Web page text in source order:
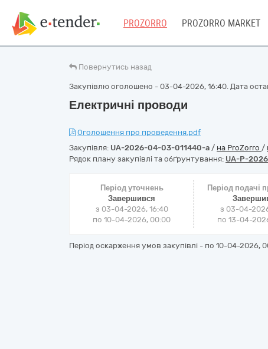
PROZORRO PROZORRO MARKET
Повернутись назад
Закупівлю оголошено - 03-04-2026, 16:40. Дата
Електричні проводи
Оголошення про проведення.pdf
Закупівля: UA-2026-04-03-011440-a / на ProZorro /
Рядок плану закупівлі та обґрунтування: UA-P-
Період уточнень
Завершився
з 03-04-2026, 16:40
по 10-04-2026, 00:00
Період подачі
з 03-04-
по 13-04-
Період оскарження умов закупівлі - по 10-04-2026,